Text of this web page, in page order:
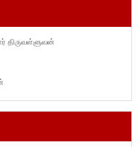
திருவள்ளுவன்